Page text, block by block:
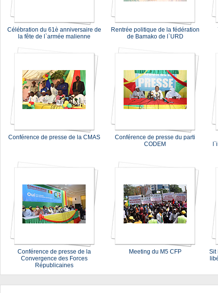
Célébration du 61è anniversaire de
la fête de l`armée malienne
Rentrée politique de la fédération
de Bamako de l`URD
Conférence de presse de la CMAS
Conférence de presse du parti
CODEM
Conférence de presse de la
Convergence des Forces
Républicaines
Meeting du M5 CFP
Sit